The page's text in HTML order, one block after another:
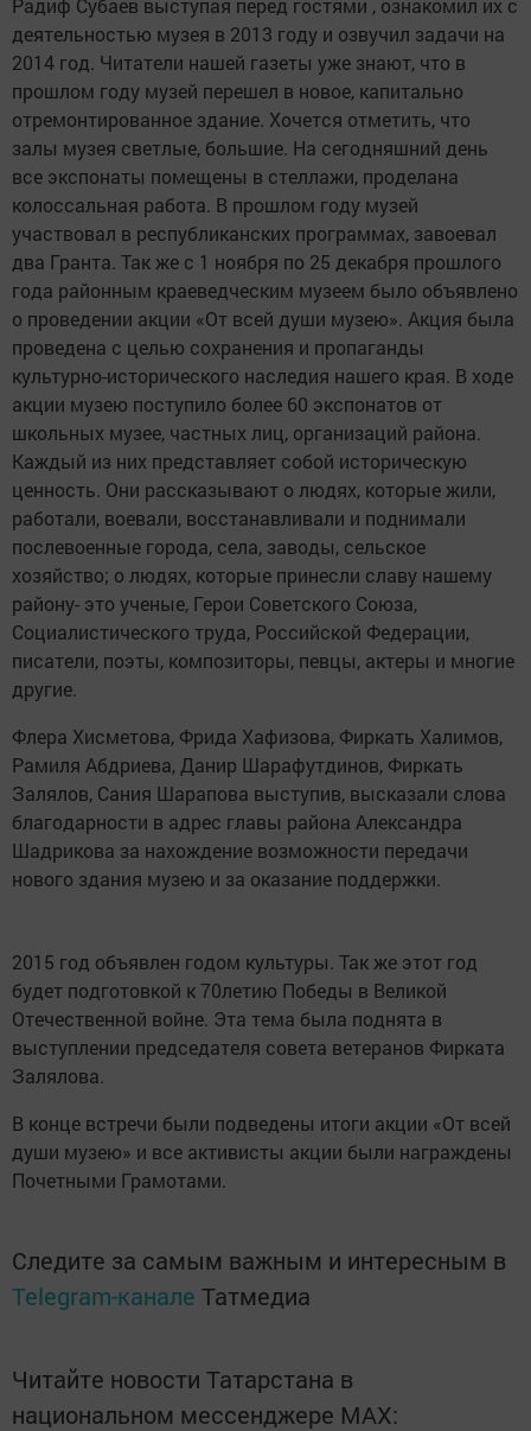
Радиф Субаев выступая перед гостями , ознакомил их с
деятельностью музея в 2013 году и озвучил задачи на
2014 год. Читатели нашей газеты уже знают, что в
прошлом году музей перешел в новое, капитально
отремонтированное здание. Хочется отметить, что
залы музея светлые, большие. На сегодняшний день
все экспонаты помещены в стеллажи, проделана
колоссальная работа. В прошлом году музей
участвовал в республиканских программах, завоевал
два Гранта. Так же с 1 ноября по 25 декабря прошлого
года районным краеведческим музеем было объявлено
о проведении акции «От всей души музею». Акция была
проведена с целью сохранения и пропаганды
культурно-исторического наследия нашего края. В ходе
акции музею поступило более 60 экспонатов от
школьных музее, частных лиц, организаций района.
Каждый из них представляет собой историческую
ценность. Они рассказывают о людях, которые жили,
работали, воевали, восстанавливали и поднимали
послевоенные города, села, заводы, сельское
хозяйство; о людях, которые принесли славу нашему
району- это ученые, Герои Советского Союза,
Социалистического труда, Российской Федерации,
писатели, поэты, композиторы, певцы, актеры и многие
другие.
Флера Хисметова, Фрида Хафизова, Фиркать Халимов,
Рамиля Абдриева, Данир Шарафутдинов, Фиркать
Залялов, Сания Шарапова выступив, высказали слова
благодарности в адрес главы района Александра
Шадрикова за нахождение возможности передачи
нового здания музею и за оказание поддержки.
2015 год объявлен годом культуры. Так же этот год
будет подготовкой к 70летию Победы в Великой
Отечественной войне. Эта тема была поднята в
выступлении председателя совета ветеранов Фирката
Залялова.
В конце встречи были подведены итоги акции «От всей
души музею» и все активисты акции были награждены
Почетными Грамотами.
Следите за самым важным и интересным в
Telegram-канале Татмедиа
Читайте новости Татарстана в
национальном мессенджере MАХ: